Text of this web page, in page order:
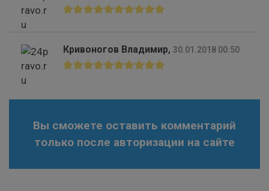
Кривоногов Владимир, 30.01.2018 00:50
Вы сможете оставить комментарий
только после авторизации на сайте